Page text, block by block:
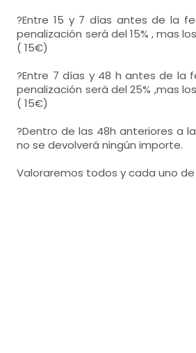
?Entre 15 y 7 días antes de la
penalización será del 15% , mas
( 15€)
?Entre 7 días y 48 h antes de la
penalización será del 25% ,mas
( 15€)
?Dentro de las 48h anteriores a
no se devolverá ningún importe.
Valoraremos todos y cada uno